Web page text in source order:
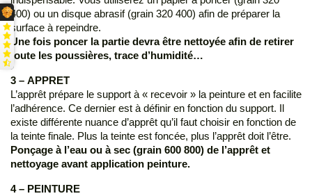
400) ou un disque abrasif (grain 320 400) afin de préparer la
surface à repeindre.
Une fois poncer la partie devra être nettoyée afin de retirer
toute les poussières, trace d’humidité…
3 – APPRET
L’apprêt prépare le support à « recevoir » la peinture et en facilite
l’adhérence. Ce dernier est à définir en fonction du support. Il
existe différente nuance d’apprêt qu’il faut choisir en fonction de
la teinte finale. Plus la teinte est foncée, plus l’apprêt doit l’être.
Ponçage à l’eau ou à sec (grain 600 800) de l’apprêt et
nettoyage avant application peinture.
4 – PEINTURE